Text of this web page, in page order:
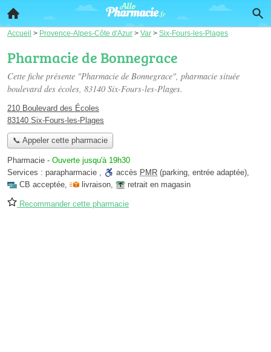
Accueil > Provence-Alpes-Côte d'Azur > Var > Six-Fours-les-Plages
Pharmacie de Bonnegrace
Cette fiche présente "Pharmacie de Bonnegrace", pharmacie située
boulevard des écoles, 83140 Six-Fours-les-Plages.
210 Boulevard des Écoles
83140 Six-Fours-les-Plages
📞 Appeler cette pharmacie
Pharmacie - Ouverte jusqu'à 19h30
Services : parapharmacie , accès PMR (parking, entrée adaptée),
CB acceptée, livraison, retrait en magasin
Recommander cette pharmacie